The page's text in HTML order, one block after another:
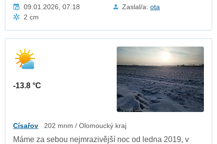
09.01.2026, 07:18 Zaslal/a: ota
2 cm
-13.8 °C
Císařov 202 mnm / Olomoucký kraj
Máme za sebou nejmrazivější noc od ledna 2019, v